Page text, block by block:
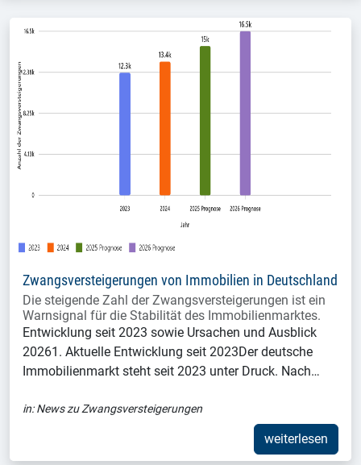
Zwangsversteigerungen von Immobilien in Deutschland
Die steigende Zahl der Zwangsversteigerungen ist ein
Warnsignal für die Stabilität des Immobilienmarktes.
Entwicklung seit 2023 sowie Ursachen und Ausblick
20261. Aktuelle Entwicklung seit 2023Der deutsche
Immobilienmarkt steht seit 2023 unter Druck. Nach…
in:News zu Zwangsversteigerungen
weiterlesen